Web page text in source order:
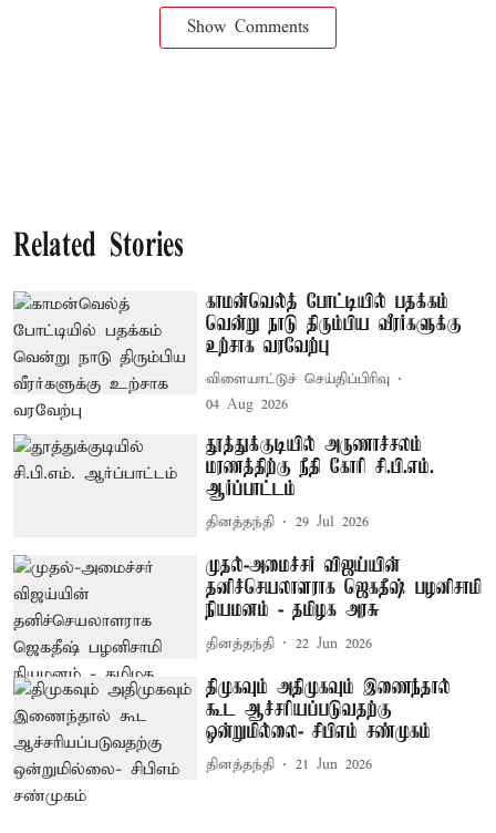
Show Comments
Related Stories
காமன்வெல்த் போட்டியில் பதக்கம்
வென்று நாடு திரும்பிய வீரர்களுக்கு
உற்சாக வரவேற்பு
விளையாட்டுச் செய்திப்பிரிவு
04 Aug 2026
தூத்துக்குடியில் அருணாச்சலம்
மரணத்திற்கு நீதி கோரி சி.பி.எம்.
ஆர்ப்பாட்டம்
தினத்தந்தி 29 Jul 2026
முதல்-அமைச்சர் விஜய்யின்
தனிச்செயலாளராக ஜெகதீஷ் பழனிசாமி
நியமனம் - தமிழக அரசு
தினத்தந்தி 22 Jun 2026
திமுகவும் அதிமுகவும் இணைந்தால்
கூட ஆச்சரியப்படுவதற்கு
ஒன்றுமில்லை- சிபிஎம் சண்முகம்
தினத்தந்தி 21 Jun 2026